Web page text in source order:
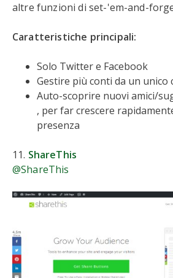
altre funzioni di set-'em-and-
Caratteristiche principali:
Solo Twitter e Facebook
Gestire più conti da un unico
Auto-scoprire nuovi amici/
, per far crescere
presenza
11. ShareThis
@ShareThis